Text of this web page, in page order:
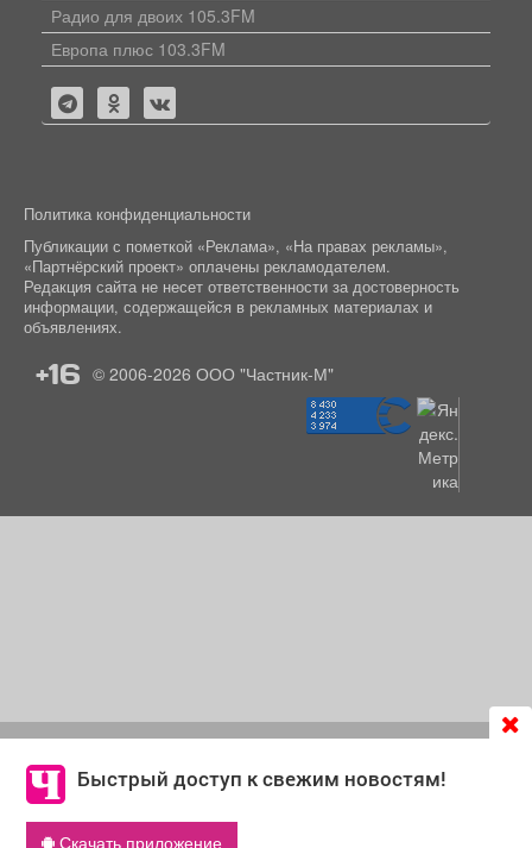
Быстрый доступ к свежим новостям!
Скачать приложение
согласие на обработку файлов cookie, которые
обеспечивают корректную работу сайта и сбора
информации для улучшения качества сервисов.
Радио для двоих 105.3FM
Европа плюс 103.3FM
Политика конфиденциальности
Публикации с пометкой «Реклама», «На правах рекламы»,
«Партнёрский проект» оплачены рекламодателем.
Редакция сайта не несет ответственности за достоверность
информации, содержащейся в рекламных материалах и
объявлениях.
+16 © 2006-2026 ООО "Частник-М"